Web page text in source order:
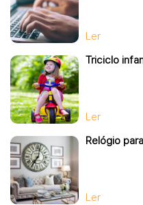
Ler
Triciclo
Ler
Relógio
Ler